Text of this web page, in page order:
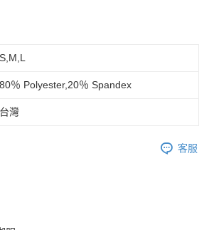
S,M,L
80％ Polyester,20％ Spandex
台灣
客服